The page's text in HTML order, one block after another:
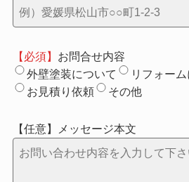
お問合せ内容
外壁塗装について
リフォー
お見積り依頼
その他
メッセージ本文